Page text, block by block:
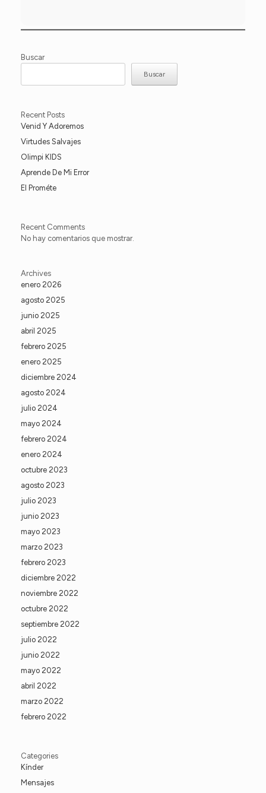
Buscar
Buscar
Recent Posts
Venid Y Adoremos
Virtudes Salvajes
Olimpi KIDS
Aprende De Mi Error
El Prométe
Recent Comments
No hay comentarios que mostrar.
Archives
enero 2026
agosto 2025
junio 2025
abril 2025
febrero 2025
enero 2025
diciembre 2024
agosto 2024
julio 2024
mayo 2024
febrero 2024
enero 2024
octubre 2023
agosto 2023
julio 2023
junio 2023
mayo 2023
marzo 2023
febrero 2023
diciembre 2022
noviembre 2022
octubre 2022
septiembre 2022
julio 2022
junio 2022
mayo 2022
abril 2022
marzo 2022
febrero 2022
Categories
Kínder
Mensajes